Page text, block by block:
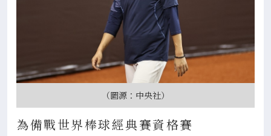
（圖源：中央社）
為備戰世界棒球經典賽資格賽